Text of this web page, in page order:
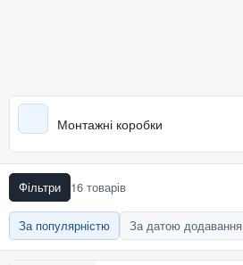
Монтажні коробки
Фільтри 16 товарів
За популярністю За датою додавання